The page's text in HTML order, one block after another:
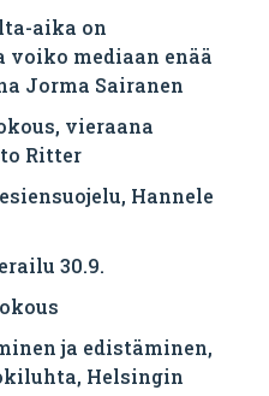
aika on
mediaan enää
Jorma Sairanen
vieraana
Ritter
Hannele
30.9.
ja edistäminen,
Helsingin